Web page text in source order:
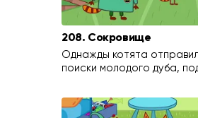
208. Сокровище
Однажды котята
поиски молодого дуба,